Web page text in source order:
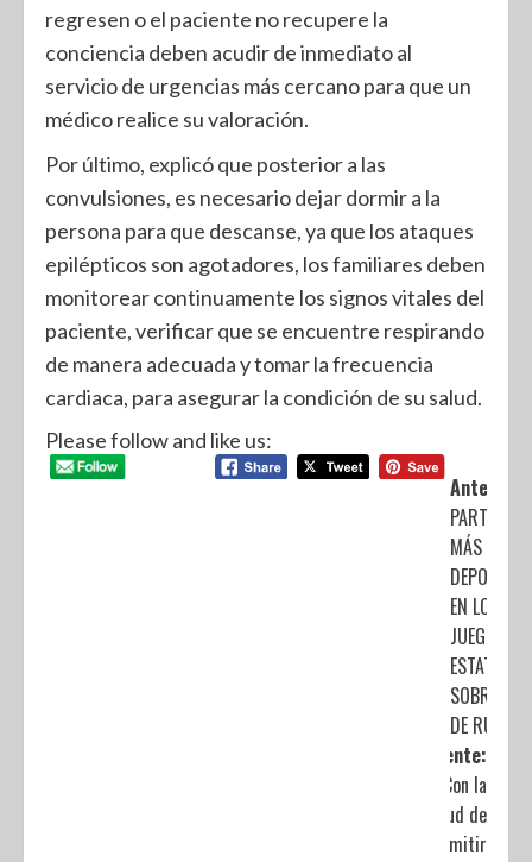
regresen o el paciente no recupere la
conciencia deben acudir de inmediato al
servicio de urgencias más cercano para que un
médico realice su valoración.
Por último, explicó que posterior a las
convulsiones, es necesario dejar dormir a la
persona para que descanse, ya que los ataques
epilépticos son agotadores, los familiares deben
monitorear continuamente los signos vitales del
paciente, verificar que se encuentre respirando
de manera adecuada y tomar la frecuencia
cardiaca, para asegurar la condición de su salud.
Please follow and like us:
Anterior:
MÁS DE
EN LOS
JUEGOS
ESTATALES
SOBRE
DE RUEDAS
Siguiente:
Con la
actitud de
no permitir